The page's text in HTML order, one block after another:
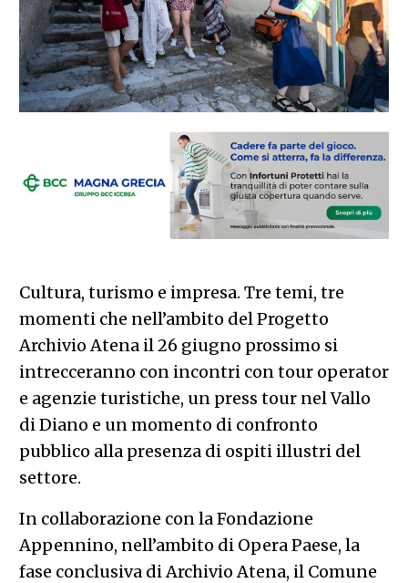
Cultura, turismo e impresa. Tre temi, tre
momenti che nell’ambito del Progetto
Archivio Atena il 26 giugno prossimo si
intrecceranno con incontri con tour operator
e agenzie turistiche, un press tour nel Vallo
di Diano e un momento di confronto
pubblico alla presenza di ospiti illustri del
settore.
In collaborazione con la Fondazione
Appennino, nell’ambito di Opera Paese, la
fase conclusiva di Archivio Atena, il Comune